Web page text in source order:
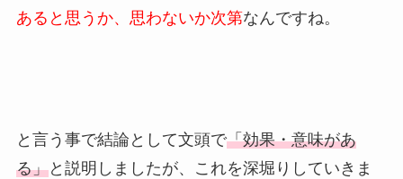
あると思うか、思わないか次第なんですね。
と言う事で結論として文頭で「効果・意味があ
る」と説明しましたが、これを深堀りしていきま